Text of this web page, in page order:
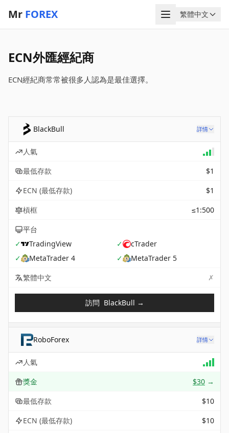
Mr FOREX 菜單
語言
繁體中文
ECN外匯經紀商
ECN經紀商常常被很多人認為是最佳選擇。
BlackBull 詳情
人氣
最低存款
$1
ECN (最低存款)
$1
槓框
≤1:500
平台
✓
TradingView ✓
cTrader
✓
MetaTrader 4 ✓
MetaTrader 5
繁體中文
✗
訪問 BlackBull →
RoboForex 詳情
人氣
獎金
$30 →
最低存款
$10
ECN (最低存款)
$10